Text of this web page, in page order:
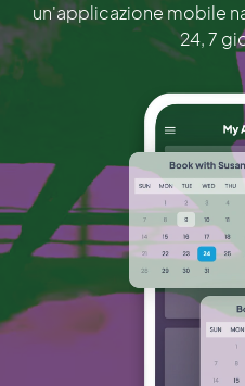
un'applicazione mobile
24, 7